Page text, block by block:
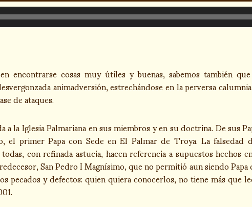
encontrarse cosas muy útiles y buenas, sabemos también
animadversión, estrechándose en la perversa
de ataques.
a la Iglesia Palmariana en sus miembros y en su doctrina. De
el primer Papa con Sede en El Palmar de Troya. La falsedad
con refinada astucia, hacen referencia a supuestos hechos
San Pedro I Magnísimo, que no permitió aun siendo
pecados y defectos: quien quiera conocerlos, no tiene más